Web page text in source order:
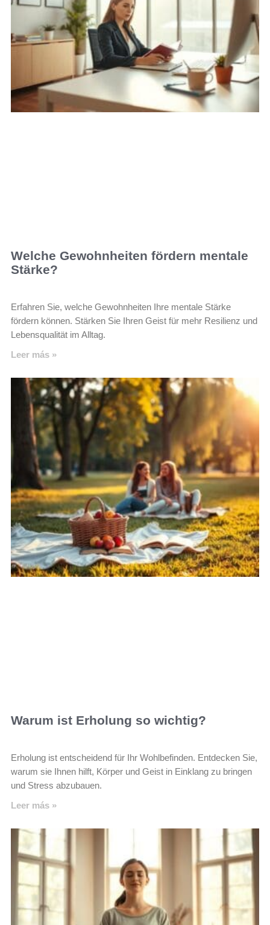
Welche Gewohnheiten fördern mentale
Stärke?
Erfahren Sie, welche Gewohnheiten Ihre mentale Stärke
fördern können. Stärken Sie Ihren Geist für mehr Resilienz und
Lebensqualität im Alltag.
Leer más »
Warum ist Erholung so wichtig?
Erholung ist entscheidend für Ihr Wohlbefinden. Entdecken Sie,
warum sie Ihnen hilft, Körper und Geist in Einklang zu bringen
und Stress abzubauen.
Leer más »